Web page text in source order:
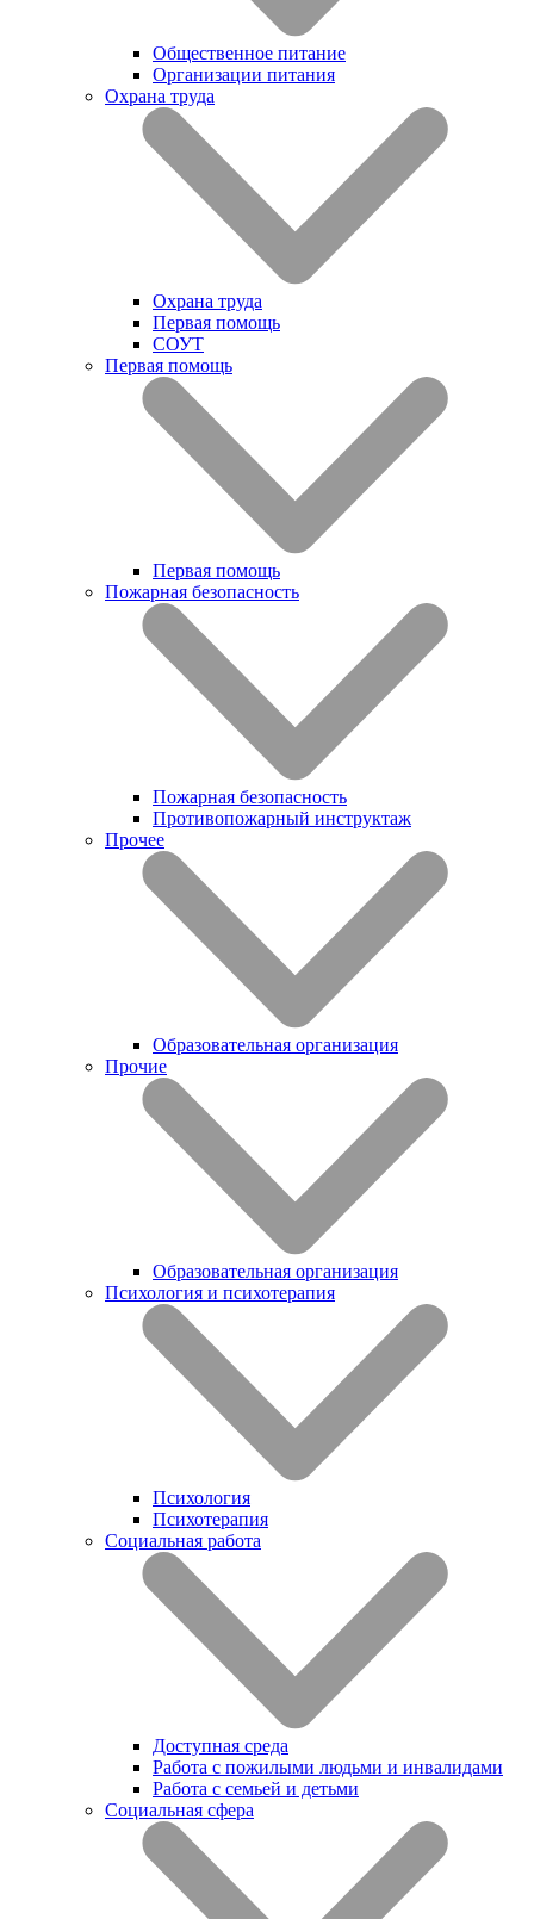
Общественное питание
Организации питания
Охрана труда
Охрана труда
Первая помощь
СОУТ
Первая помощь
Первая помощь
Пожарная безопасность
Пожарная безопасность
Противопожарный инструктаж
Прочее
Образовательная организация
Прочие
Образовательная организация
Психология и психотерапия
Психология
Психотерапия
Социальная работа
Доступная среда
Работа с пожилыми людьми и инвалидами
Работа с семьей и детьми
Социальная сфера